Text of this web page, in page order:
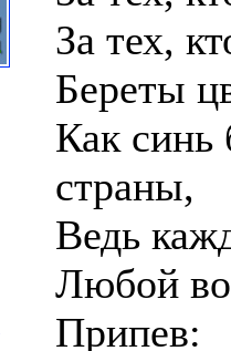
За тех,
Береты
Как синь
страны,
Ведь
Любой
Припев: